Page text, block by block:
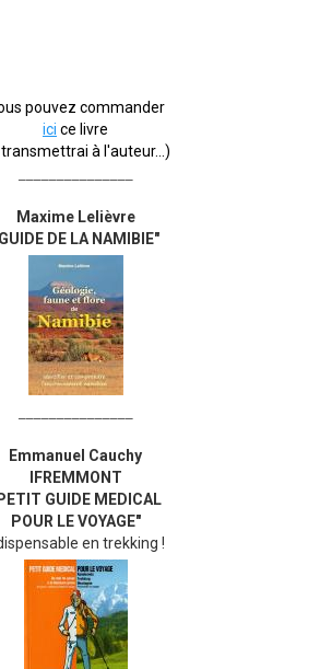
pouvez commander
ici ce livre
à l'auteur...)
Maxime Lelièvre
DE LA NAMIBIE"
Emmanuel Cauchy
IFREMMONT
GUIDE MEDICAL
POUR LE VOYAGE"
en trekking !